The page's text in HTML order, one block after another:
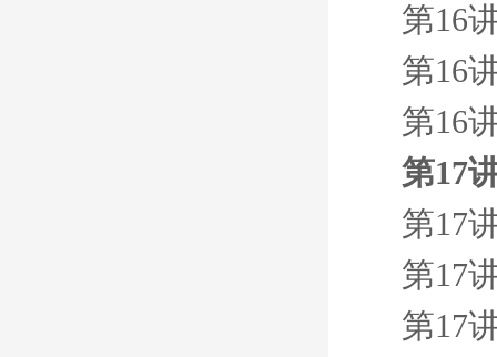
第16
第16
第16
第17
第17
第17
第17